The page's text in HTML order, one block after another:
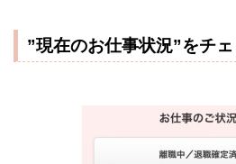
”現在のお仕事状況”をチェ